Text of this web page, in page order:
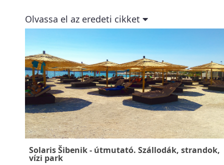
Olvassa el az eredeti cikket
Solaris Šibenik - útmutató. Szállodák, strandok,
vízi park